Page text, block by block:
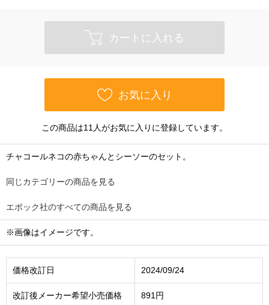
カートに入れる
お気に入り
この商品は11人がお気に入りに登録しています。
チャコールネコの赤ちゃんとシーソーのセット。
同じカテゴリーの商品を見る
エポック社のすべての商品を見る
※画像はイメージです。
価格改訂日 2024/09/24
改訂後メーカー希望小売価格 891円